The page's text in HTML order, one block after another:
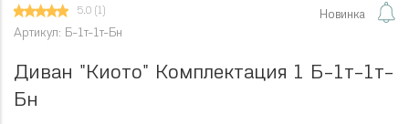
Артикул: Б-1т-1т-Бн
Новинка
5.0 (1)
Диван "Киото" Комплектация 1 Б-1т-1т-
Бн